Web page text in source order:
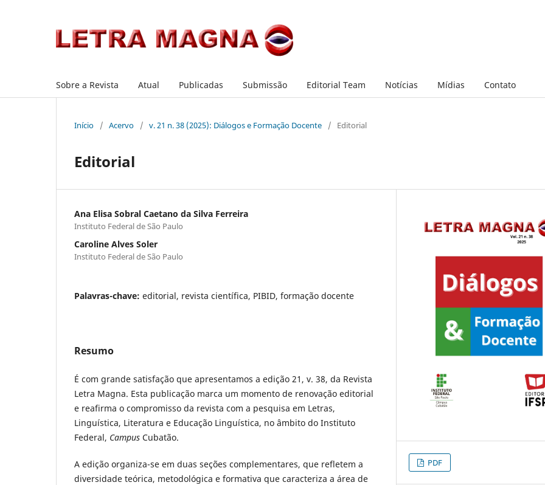
Sobre a Revista Atual Publicadas Submissão Editorial Team Notícias Mídias Contato
Início / Acervo / v. 21 n. 38 (2025): Diálogos e Formação Docente / Editorial
Editorial
Ana Elisa Sobral Caetano da Silva Ferreira
Instituto Federal de São Paulo
Caroline Alves Soler
Instituto Federal de São Paulo
Palavras-chave: editorial, revista científica, PIBID, formação docente
Resumo
É com grande satisfação que apresentamos a edição 21, v. 38, da Revista
Letra Magna. Esta publicação marca um momento de renovação editorial
e reafirma o compromisso da revista com a pesquisa em Letras,
Linguística, Literatura e Educação Linguística, no âmbito do Instituto
Federal, Campus Cubatão.
A edição organiza-se em duas seções complementares, que refletem a
diversidade teórica, metodológica e formativa que caracteriza a área de
PDF